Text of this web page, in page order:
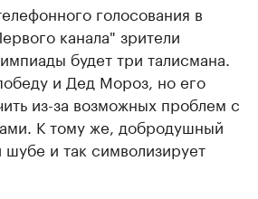
голосования в
канала" зрители
будет три талисмана.
и Дед Мороз, но его
из-за возможных проблем с
К тому же, добродушный
и так символизирует